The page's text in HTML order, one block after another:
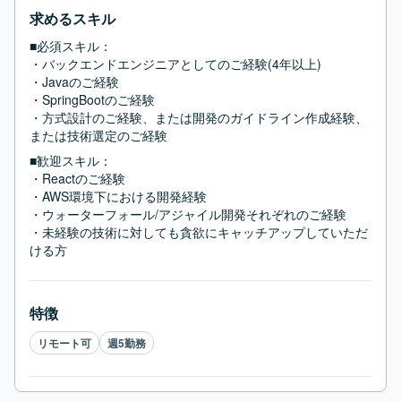
求めるスキル
■必須スキル：
・バックエンドエンジニアとしてのご経験(4年以上)
・Javaのご経験
・SpringBootのご経験
・方式設計のご経験、または開発のガイドライン作成経験、
または技術選定のご経験
■歓迎スキル：
・Reactのご経験
・AWS環境下における開発経験
・ウォーターフォール/アジャイル開発それぞれのご経験
・未経験の技術に対しても貪欲にキャッチアップしていただ
ける方
特徴
リモート可 週5勤務